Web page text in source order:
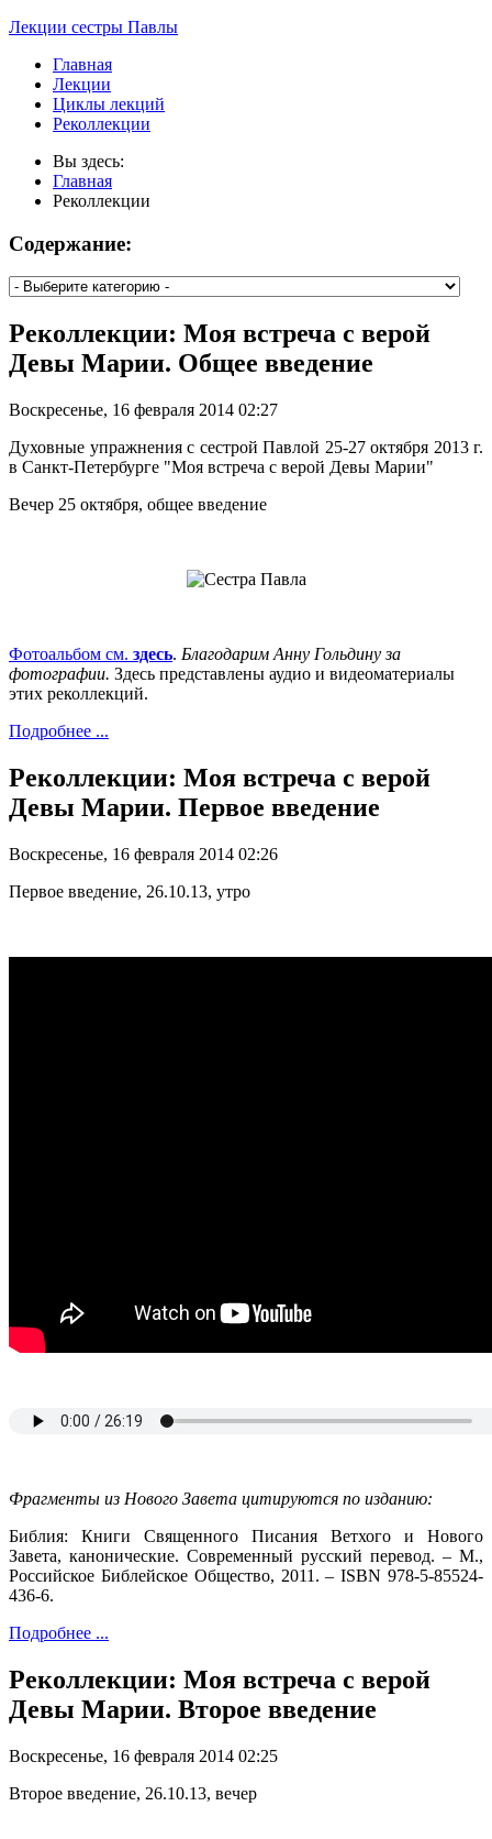
Лекции сестры Павлы
Главная
Лекции
Циклы лекций
Реколлекции
Вы здесь:
Главная
Реколлекции
Содержание:
Реколлекции: Моя встреча с верой
Девы Марии. Общее введение
Воскресенье, 16 февраля 2014 02:27
Духовные упражнения с сестрой Павлой 25-27 октября 2013 г.
в Санкт-Петербурге "Моя встреча с верой Девы Марии"
Вечер 25 октября, общее введение
Фотоальбом см. здесь. Благодарим Анну Гольдину за
фотографии. Здесь представлены аудио и видеоматериалы
этих реколлекций.
Подробнее ...
Реколлекции: Моя встреча с верой
Девы Марии. Первое введение
Воскресенье, 16 февраля 2014 02:26
Первое введение, 26.10.13, утро
Фрагменты из Нового Завета цитируются по изданию:
Библия: Книги Священного Писания Ветхого и Нового
Завета, канонические. Современный русский перевод. – М.,
Российское Библейское Общество, 2011. – ISBN 978-5-85524-
436-6.
Подробнее ...
Реколлекции: Моя встреча с верой
Девы Марии. Второе введение
Воскресенье, 16 февраля 2014 02:25
Второе введение, 26.10.13, вечер